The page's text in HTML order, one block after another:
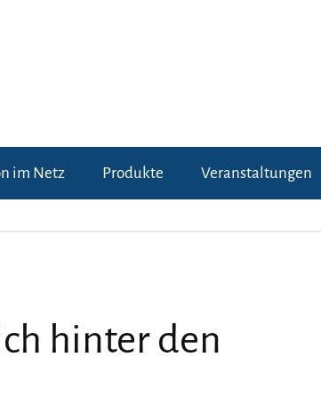
im Netz Produkte Veranstaltungen
hinter den